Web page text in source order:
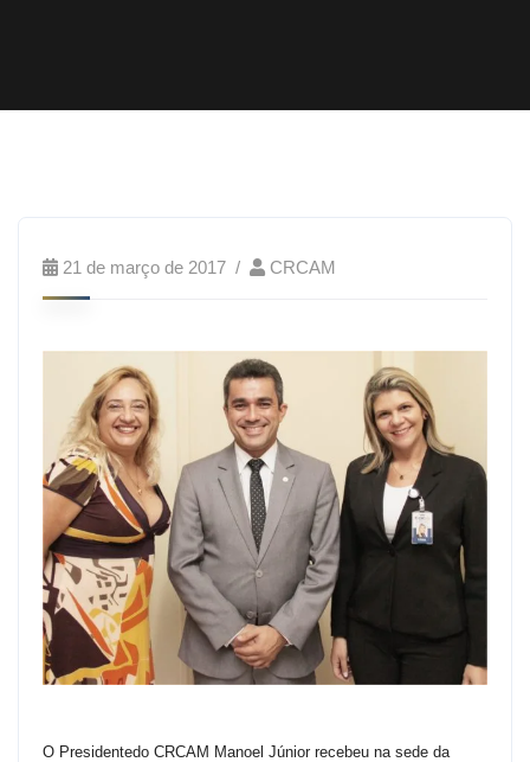
21 de março de 2017 CRCAM
O Presidentedo CRCAM Manoel Júnior recebeu na sede da